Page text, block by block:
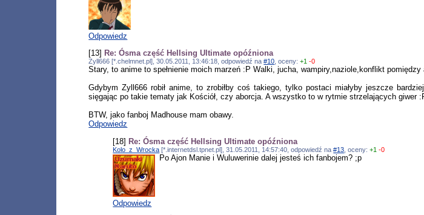
Odpowiedz
[13] Re: Ósma część Hellsing Ultimate opóźniona
Zyll666 [*.chelmnet.pl], 30.05.2011, 13:46:18, odpowiedź na#10 , oceny:+1 -0
Stary, to anime to spełnienie moich marzeń :P Walki, jucha, wampiry,naziole,konflikt
Gdybym Zyll666 robił anime, to zrobiłby coś takiego, tylko postaci miałyby jeszcze
sięgając po takie tematy jak Kościół, czy aborcja. A wszystko to w rytmie strzelających giwer
BTW, jako fanboj Madhouse mam obawy.
Odpowiedz
[18] Re: Ósma część Hellsing Ultimate opóźniona
Kolo_z_Wrocka [*.internetdsl.tpnet.pl], 31.05.2011, 14:57:40, odpowiedź na#13 , oceny:+1 -0
Po Ajon Manie i Wuluwerinie dalej jesteś ich fanbojem? ;p
Odpowiedz